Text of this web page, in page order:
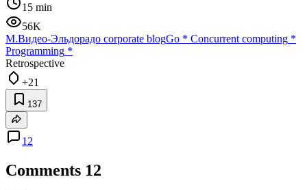
15 min
56K
М.Видео-Эльдорадо corporate blogGo * Concurrent computing *
Programming *
Retrospective
+21
137
12
Comments 12